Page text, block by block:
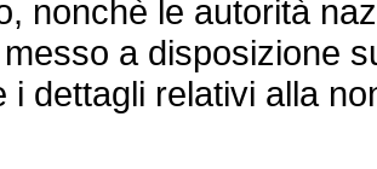
nonchè le autorità
a disposizione
i dettagli relativi alla